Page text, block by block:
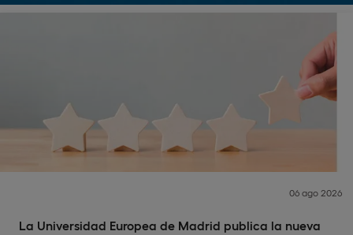
La Universidad Europea de Madrid publica la nueva
06 ago 2026